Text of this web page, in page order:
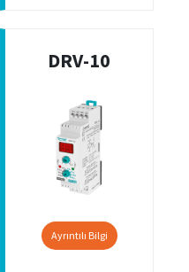
DRV-10
Ayrıntılı Bilgi